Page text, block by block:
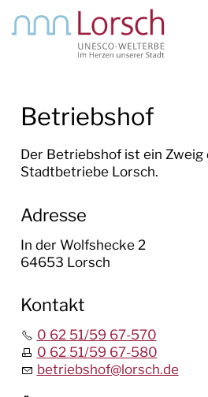
BAUEN & UMWELT
LEBEN IN LORSCH
KULTUR
TOURISMUS
Betriebshof
Der Betriebshof ist ein Zweig
Stadtbetriebe Lorsch.
Adresse
In der Wolfshecke 2
64653 Lorsch
Kontakt
0 62 51/59 67-570
0 62 51/59 67-580
betriebshof@lorsch.de